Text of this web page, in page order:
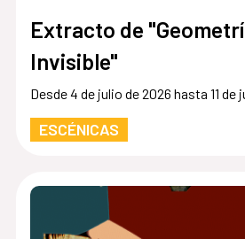
Extracto de
Invisible"
Desde 4 de julio de 2026 hasta 11 de
ESCÉNICAS